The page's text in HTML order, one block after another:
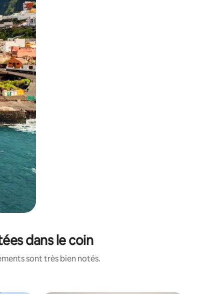
en les faisant glisser.
dans le coin
sont très bien notés.